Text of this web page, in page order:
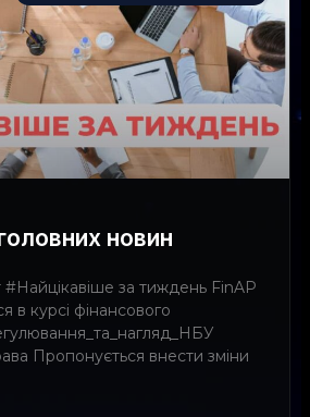
новин
за тиждень FinAP
в курсі фінансового
Пропонується внести зміни